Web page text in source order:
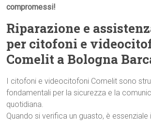
compromessi!
Riparazione e
per citofoni e
Comelit a Bologna
I citofoni e videocitofoni Comelit sono
fondamentali per la sicurezza e la
quotidiana.
Quando si verifica un guasto, è essenziale